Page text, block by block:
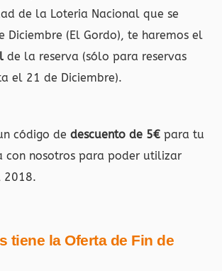
de la Loteria Nacional que se
Diciembre (El Gordo), te haremos el
de la reserva (sólo para reservas
el 21 de Diciembre).
código de descuento de 5€ para tu
con nosotros para poder utilizar
2018.
tiene la Oferta de Fin de